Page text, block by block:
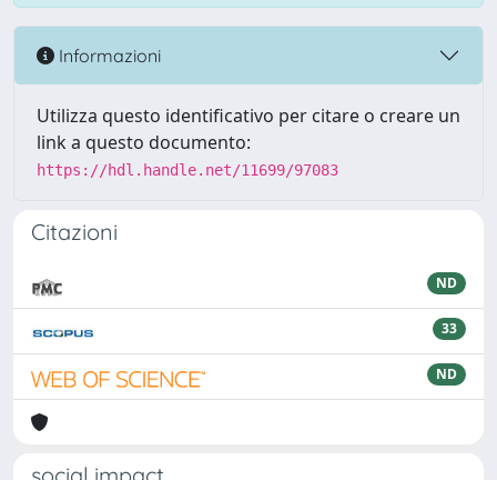
Informazioni
Utilizza questo identificativo per citare o creare un
link a questo documento:
https://hdl.handle.net/11699/97083
Citazioni
ND
33
ND